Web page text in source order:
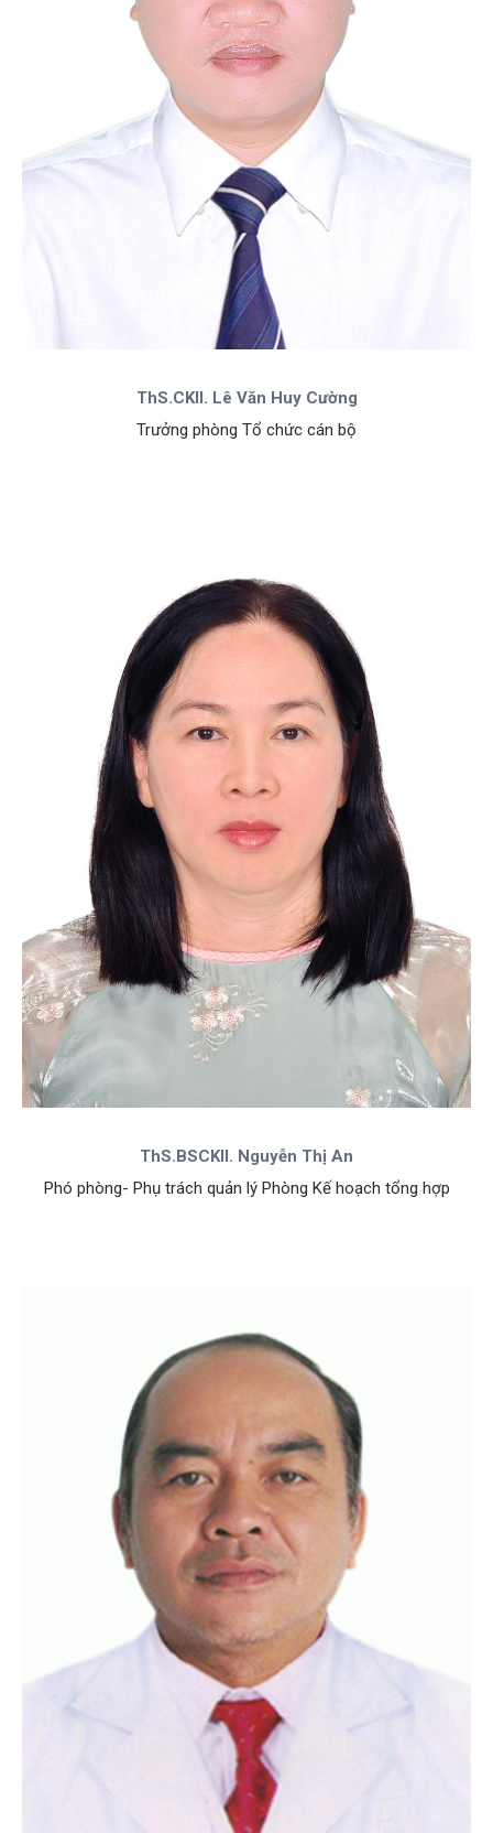
ThS.CKII. Lê Văn Huy Cường
Trưởng phòng Tổ chức cán bộ
ThS.BSCKII. Nguyễn Thị An
Phó phòng- Phụ trách quản lý Phòng Kế hoạch tổng hợp